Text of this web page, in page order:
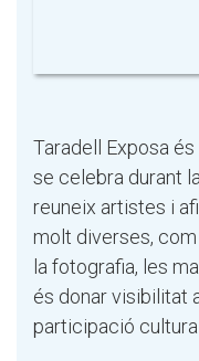
Taradell Exposa
se celebra durant
reuneix artistes i
molt diverses, com
la fotografia, les
és donar visibilitat
participació cultural.